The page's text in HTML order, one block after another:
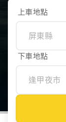
上車地點
下車地點